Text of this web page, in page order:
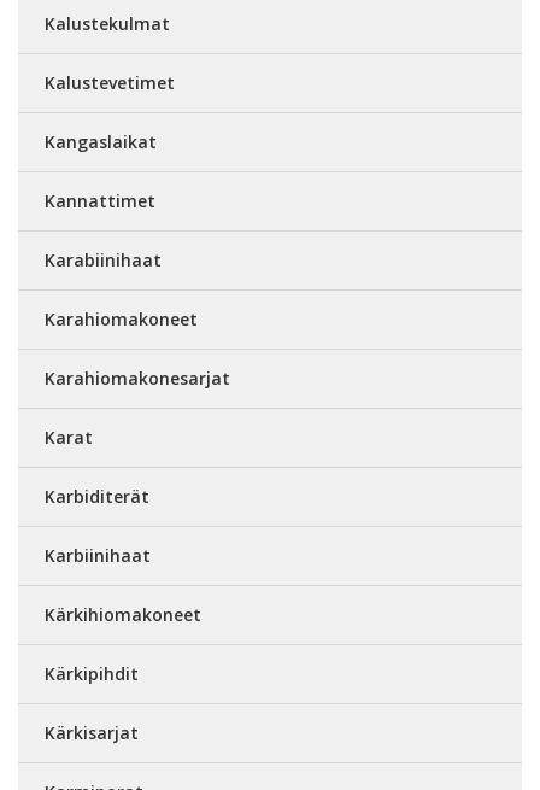
Kalustekulmat
Kalustevetimet
Kangaslaikat
Kannattimet
Karabiinihaat
Karahiomakoneet
Karahiomakonesarjat
Karat
Karbiditerät
Karbiinihaat
Kärkihiomakoneet
Kärkipihdit
Kärkisarjat